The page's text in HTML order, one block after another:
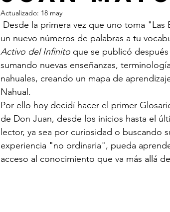
Actualizado: 18 may
un nuevo números de palabras a tu
Activo del Infinito que se publicó
sumando nuevas enseñanzas,
nahuales, creando un mapa de
Nahual.
Por ello hoy decidí hacer el primer
de Don Juan, desde los inicios hasta el
lector, ya sea por curiosidad o buscando
experiencia "no ordinaria", pueda
acceso al conocimiento que va más allá